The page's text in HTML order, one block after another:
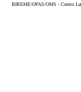
BIREME/OPAS/OMS - Centro